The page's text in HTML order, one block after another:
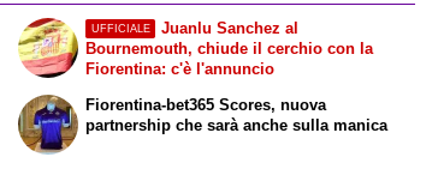
UFFICIALE
Juanlu Sanchez al
Bournemouth, chiude il cerchio con la
Fiorentina: c'è l'annuncio
Fiorentina-bet365 Scores, nuova
partnership che sarà anche sulla manica